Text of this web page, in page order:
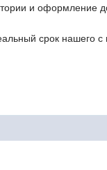
и оформление
срок нашего